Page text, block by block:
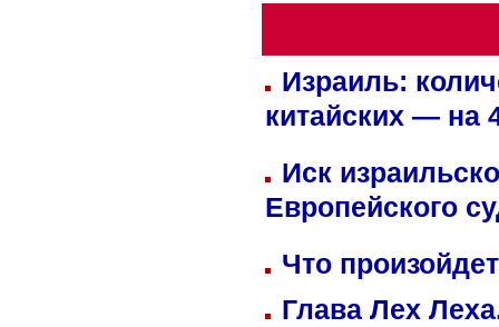
Израиль:
китайских — на
Иск
Европейского
Что
Глава Лех